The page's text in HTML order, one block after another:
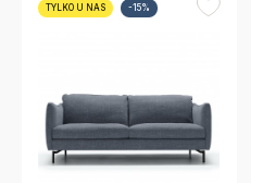
TYLKO U NAS -15%